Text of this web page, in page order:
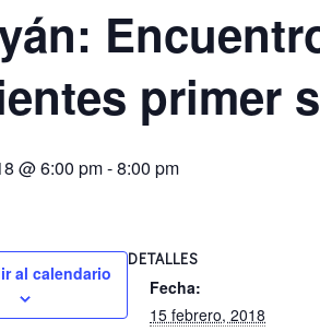
primer
@ 6:00 pm-8:00 pm
al calendario
DETALLES
Fecha:
15 febrero, 2018